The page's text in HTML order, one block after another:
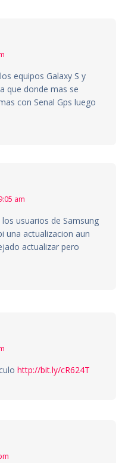
equipos Galaxy S y
que donde mas se
con Senal Gps luego
am
usuarios de Samsung
una actualizacion aun
actualizar pero
http://bit.ly/cR624T